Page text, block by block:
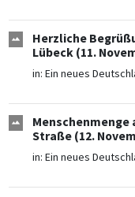
Herzliche
Lübeck (11.
in: Ein neues
Menschenmenge
Straße (12.
in: Ein neues